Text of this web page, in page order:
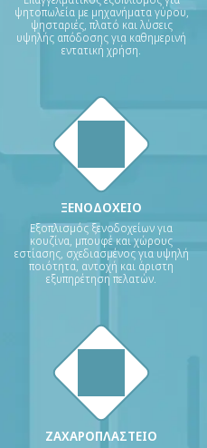
ψητοπωλεία με μηχανήματα γύρου,
ψησταριές, πλατό και λύσεις
υψηλής απόδοσης για καθημερινή
εντατική χρήση.
ΞΕΝΟΔΟΧΕΙΟ
Εξοπλισμός ξενοδοχείων για
κουζίνα, μπουφέ και χώρους
εστίασης, σχεδιασμένος για υψηλή
ποιότητα, αντοχή και άριστη
εξυπηρέτηση πελατών.
ΖΑΧΑΡΟΠΛΑΣΤΕΙΟ